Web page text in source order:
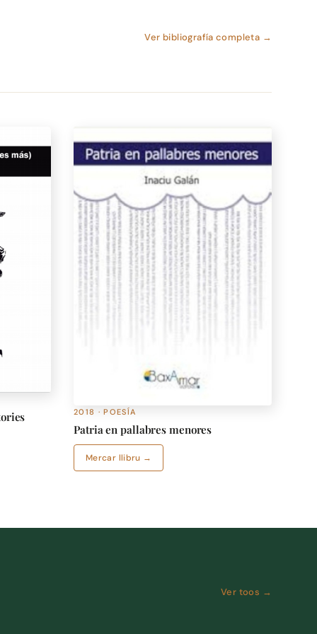
Ver bibliografía completa →
2018 · POESÍA
Patria en pallabres menores
Mercar llibru →
Ver toos →